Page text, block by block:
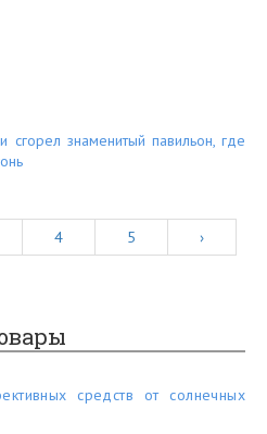
сгорел знаменитый павильон, где
4 5
›
средств от солнечных